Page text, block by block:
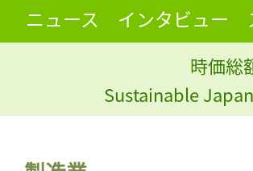
ニュース インタビュー
時価総
Sustainable